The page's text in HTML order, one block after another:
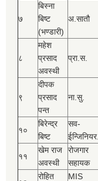
७
बिस्‍ना
बिष्‍ट
(भण्डारी)
अ.सातौ
८
महेश
प्रसाद
अवस्थी
प्रा.स.
९
दीपक
प्रसाद
पन्त
ना.सु.
१०
बिरेन्द्र
बिष्‍ट
सव-
ईन्जिनियर.
११
खेम राज
अवस्थी
रोजगार
सहायक
रोहित
MIS